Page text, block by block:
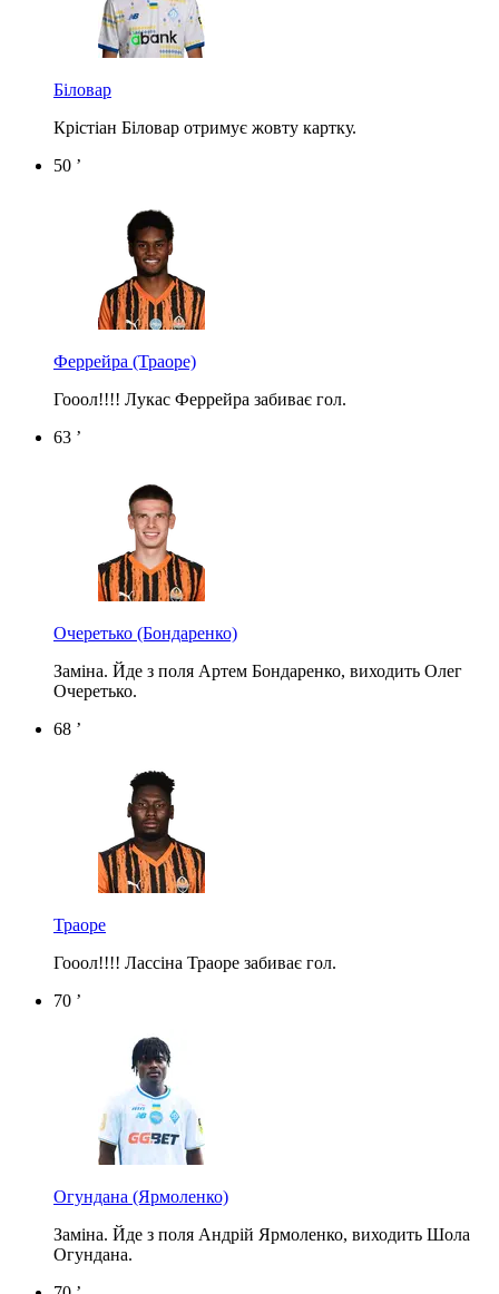
Біловар
Крістіан Біловар отримує жовту картку.
50 ’
Феррейра (Траоре)
Гооол!!!! Лукас Феррейра забиває гол.
63 ’
Очеретько (Бондаренко)
Заміна. Йде з поля Артем Бондаренко, виходить Олег
Очеретько.
68 ’
Траоре
Гооол!!!! Лассіна Траоре забиває гол.
70 ’
Огундана (Ярмоленко)
Заміна. Йде з поля Андрій Ярмоленко, виходить Шола
Огундана.